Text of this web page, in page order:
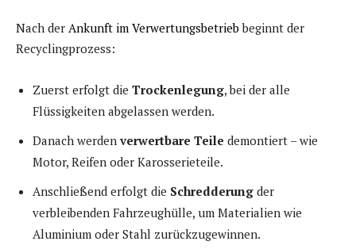
Nach der Ankunft im Verwertungsbetriebbeginnt der
Recyclingprozess:
Zuerst erfolgt die Trockenlegung, bei der alle
Flüssigkeiten abgelassen werden.
Danach werden verwertbare Teile demontiert – wie
Motor, Reifen oder Karosserieteile.
Anschließend erfolgt die Schredderung der
verbleibenden Fahrzeughülle, um Materialien wie
Aluminium oder Stahl zurückzugewinnen.